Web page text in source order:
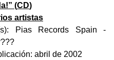
” (CD)
artistas
Pias Records Spain -
abril de 2002